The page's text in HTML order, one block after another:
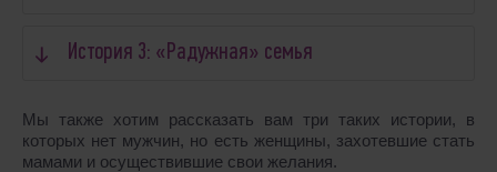
История 3: «Радужная» семья
Мы также хотим рассказать вам три таких истории, в
которых нет мужчин, но есть женщины, захотевшие стать
мамами и осуществившие свои желания.